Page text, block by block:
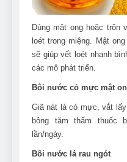
Dùng mật ong hoặc trộn
loét trong miệng. Mật
sẽ giúp vết loét nhanh
các mô phát triển.
Bôi nước cỏ mực mật
Giã nát lá cỏ mực, vắt
bông tăm thấm thuốc
lần/ngày.
Bôi nước lá rau ngót